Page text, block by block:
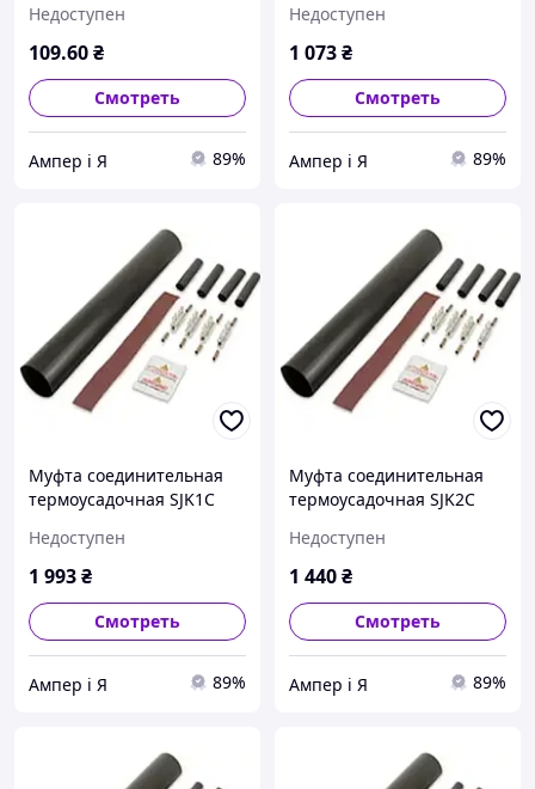
Недоступен
109.60₴
Смотреть
Ампер і Я 89%
Недоступен
1 073₴
Смотреть
Ампер і Я 89%
Муфта соединительная
термоусадочная SJK1C
Недоступен
1 993₴
Смотреть
Ампер і Я 89%
Муфта соединительная
термоусадочная SJK2C
Недоступен
1 440₴
Смотреть
Ампер і Я 89%